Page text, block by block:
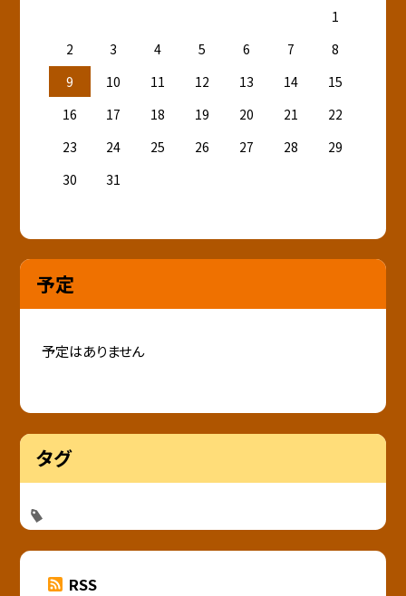
1
2
3 4 5 6 7
8
9
10 11 12 13 14
15
16
17 18 19 20 21
22
23
24 25 26 27 28
29
30
31
予定
予定はありません
タグ
RSS